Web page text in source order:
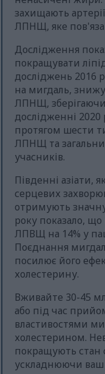
захищають
ЛПНЩ, яке
Дослідження
покращувати
досліджень 2016
на мигдаль,
ЛПНЩ,
дослідженні
протягом шести
ЛПНЩ та
учасників.
Південні азіати,
серцевих
отримують
року показало,
ЛПВЩ на 14% у
Поєднання
посилює його
холестерину.
Вживайте 30-45
або під час
властивостями
холестерином.
покращують стан
ускладнюючи ваш